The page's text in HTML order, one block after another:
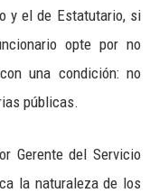
y el de Estatutario, si
opte por no
una condición: no
públicas.
Gerente del Servicio
la naturaleza de los